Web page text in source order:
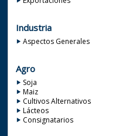
Industria
Aspectos Generales
Agro
Soja
Maiz
Cultivos Alternativos
Lácteos
Consignatarios